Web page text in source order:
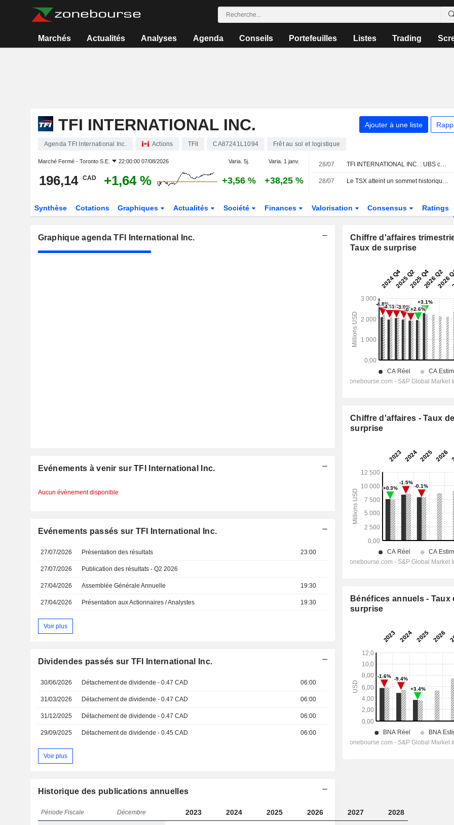
Marchés Actualités Analyses Agenda Conseils Portefeuilles Listes Trading
TFI INTERNATIONAL INC. Ajouter à une liste
Agenda TFI International Inc. Actions TFII CA87241L1094 Frêt au sol et logistique
Marché Fermé - Toronto S.E. 22:00:00 07/08/2026 Varia. 5j. Varia. 1 janv.
196,14 CAD +1,64 % +3,56 % +38,25 %
28/07 TFI INTERNATIONAL INC. : UBS confirme sa recommandation neutre
28/07 Le TSX atteint un sommet historique, porté par les valeurs technologiques et financières
Synthèse Cotations Graphiques Actualités Société Finances Valorisation Consensus Ratings
Graphique agenda TFI International Inc.
Evénements à venir sur TFI International Inc.
Aucun évènement disponible
Evénements passés sur TFI International Inc.
27/07/2026 Présentation des résultats 23:00
27/07/2026 Publication des résultats - Q2 2026
27/04/2026 Assemblée Générale Annuelle 19:30
27/04/2026 Présentation aux Actionnaires / Analystes 19:30
Voir plus
Dividendes passés sur TFI International Inc.
30/06/2026 Détachement de dividende - 0.47 CAD 06:00
31/03/2026 Détachement de dividende - 0.47 CAD 06:00
31/12/2025 Détachement de dividende - 0.47 CAD 06:00
29/09/2025 Détachement de dividende - 0.45 CAD 06:00
Voir plus
Historique des publications annuelles
Période Fiscale Décembre 2023 2024 2025 2026 2027 2028
Chiffre d'affaires
Taux de surprise
Chiffre d'affaires - Taux de
surprise
Bénéfices annuels - Taux
surprise